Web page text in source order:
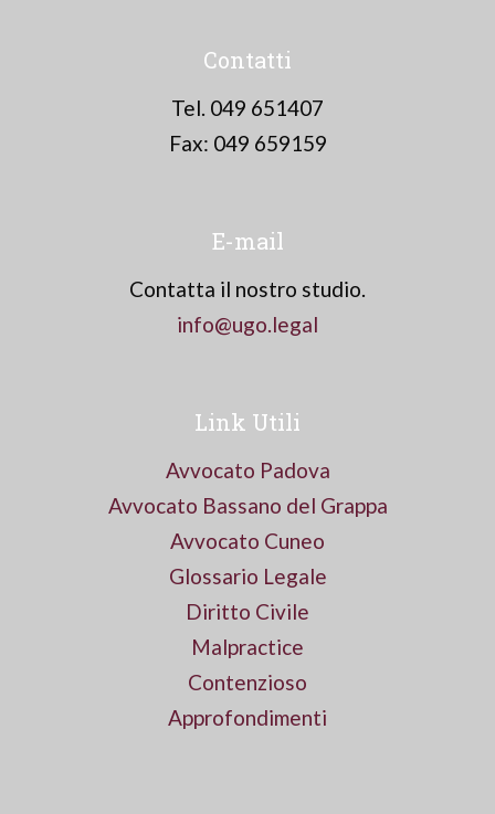
Contatti
Tel. 049 651407
Fax: 049 659159
E-mail
Contatta il nostro studio.
info@ugo.legal
Link Utili
Avvocato Padova
Avvocato Bassano del Grappa
Avvocato Cuneo
Glossario Legale
Diritto Civile
Malpractice
Contenzioso
Approfondimenti